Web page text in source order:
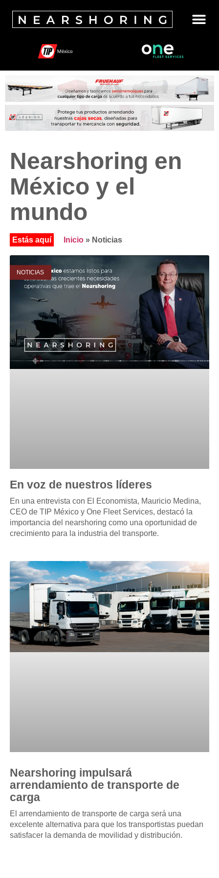
Nearshoring en
México y el
mundo
Inicio » Noticias
NOTICIAS
En voz de nuestros líderes
En una entrevista con El Economista, Mauricio Medina,
CEO de TIP México y One Fleet Services, destacó la
importancia del nearshoring como una oportunidad de
crecimiento para la industria del transporte.
Nearshoring impulsará
arrendamiento de transporte de
carga
El arrendamiento de transporte de carga será una
excelente alternativa para que los transportistas puedan
satisfacer la demanda de movilidad y distribución.